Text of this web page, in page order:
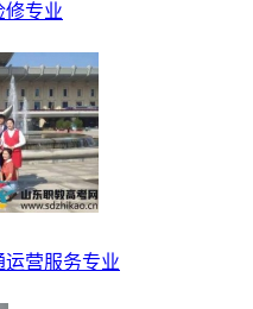
修专业
营服务专业